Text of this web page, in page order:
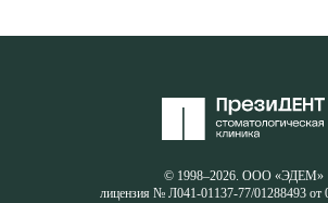
© 1998–2026. ООО «ЭДЕМ»
лицензия № Л041-01137-77/01288493 от